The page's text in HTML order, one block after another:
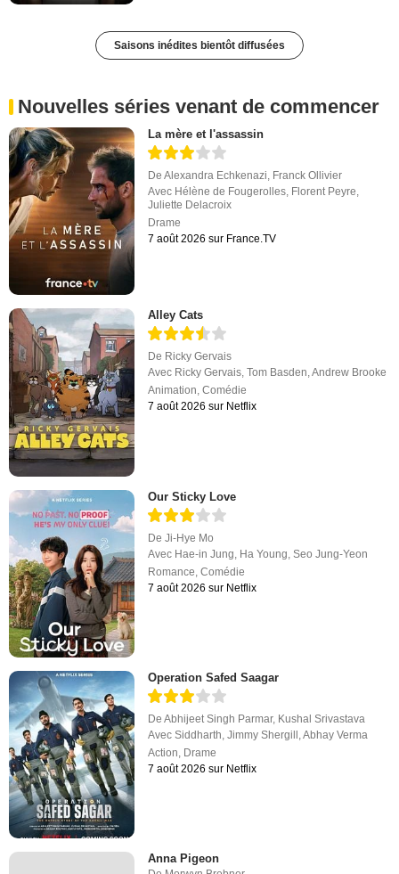
Saisons inédites bientôt diffusées
Nouvelles séries venant de commencer
La mère et l'assassin
DeAlexandra Echkenazi, Franck Ollivier
Avec Hélène de Fougerolles, Florent Peyre,
Juliette Delacroix
Drame
7 août 2026 sur France.TV
Alley Cats
De Ricky Gervais
Avec Ricky Gervais,Tom Basden,Andrew Brooke
Animation,Comédie
7 août 2026 sur Netflix
Our Sticky Love
DeJi-Hye Mo
Avec Hae-in Jung Ha Young ,Seo Jung-Yeon
Romance ,Comédie
7 août 2026 sur Netflix
Operation Safed Saagar
DeAbhijeet Singh Parmar, Kushal Srivastava
AvecSiddharth,Jimmy Shergill ,Abhay Verma
Action, Drame
7 août 2026 sur Netflix
Anna Pigeon